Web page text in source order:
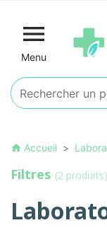

Menu
home Accueil
Filtres (2 produits)